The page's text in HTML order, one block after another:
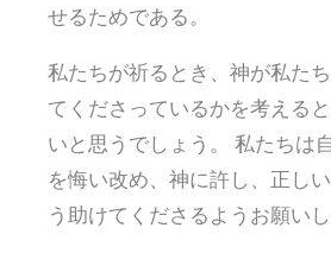
せるためである。
私たちが祈るとき、神が私た
てくださっているかを考える
いと思うでしょう。 私たちは
を悔い改め、神に許し、正し
う助けてくださるようお願いし